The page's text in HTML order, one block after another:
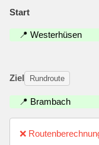
Start
📍 Westerhüsen
Ziel Rundroute
📍 Brambach
❌